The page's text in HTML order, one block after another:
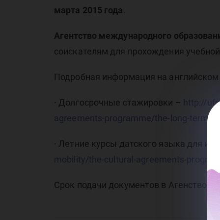
марта 2015 года .
Агентство международного
соискателям для прохождения
Подробная информация на
· Долгосрочные стажировки –
http://
agreements-programme/the-long-term-
· Летние курсы датского языка для
mobility/the-cultural-agreements-
Срок подачи документов в Агенство –